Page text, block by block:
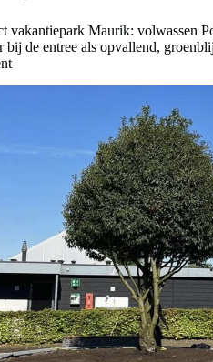
vakantiepark Maurik: volwassen
bij de entree als opvallend,